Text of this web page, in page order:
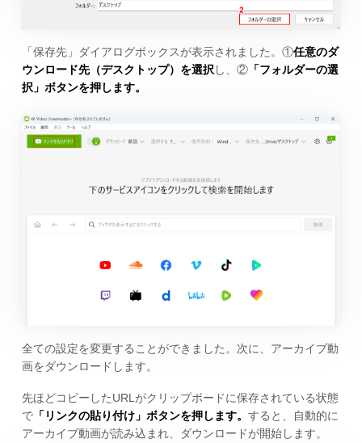
「保存先」ダイアログボックスが表示されました。①任意のダ
ウンロード先（デスクトップ）を選択 し、②「フォルダーの選
択」ボタンを押します。
全ての設定を変更することができました。次に、アーカイブ動
画をダウンロードします。
先ほどコピーしたURLがクリップボードに保存されている状態
で「リンクの貼り付け」ボタンを押します。 すると、自動的に
アーカイブ動画が読み込まれ、ダウンロードが開始します。